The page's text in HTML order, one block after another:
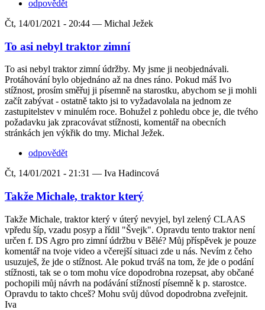
odpovědět
Čt, 14/01/2021 - 20:44 — Michal Ježek
To asi nebyl traktor zimní
To asi nebyl traktor zimní údržby. My jsme ji neobjednávali.
Protáhování bylo objednáno až na dnes ráno. Pokud máš Ivo
stížnost, prosím směřuj ji písemně na starostku, abychom se ji mohli
začít zabývat - ostatně takto jsi to vyžadavolala na jednom ze
zastupitelstev v minulém roce. Bohužel z pohledu obce je, dle tvého
požadavku jak zpracovávat stížnosti, komentář na obecních
stránkách jen výkřik do tmy. Michal Ježek.
odpovědět
Čt, 14/01/2021 - 21:31 — Iva Hadincová
Takže Michale, traktor který
Takže Michale, traktor který v úterý nevyjel, byl zelený CLAAS
vpředu šíp, vzadu posyp a řídil "Švejk". Opravdu tento traktor není
určen f. DS Agro pro zimní údržbu v Bělé? Můj příspěvek je pouze
komentář na tvoje video a včerejší situaci zde u nás. Nevím z čeho
usuzuješ, že jde o stížnost. Ale pokud trváš na tom, že jde o podání
stížnosti, tak se o tom mohu více dopodrobna rozepsat, aby občané
pochopili můj návrh na podávání stížností písemně k p. starostce.
Opravdu to takto chceš? Mohu svůj důvod dopodrobna zveřejnit.
Iva